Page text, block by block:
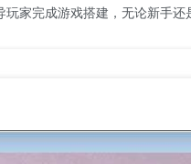
家完成游戏搭建，无论新手